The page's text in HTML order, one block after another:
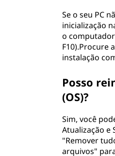
Se o seu PC
inicialização
o
F10).Procure
instalação
Posso
(OS)?
Sim, você
Atualização e
"Remover
arquivos"